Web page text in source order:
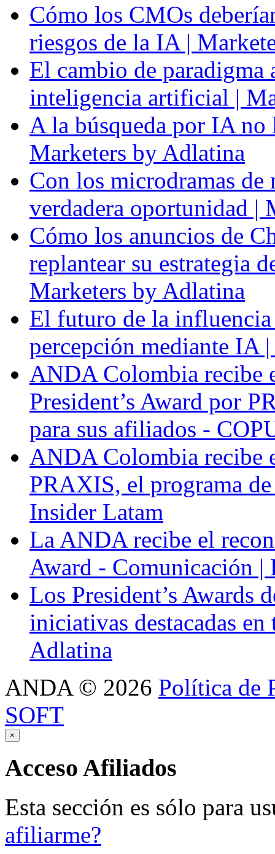
Cómo los CMOs
riesgos de la IA |
El cambio de paradigma
inteligencia artificial |
A la búsqueda por IA
Marketers by Adlatina
Con los microdramas de
verdadera oportunidad |
Cómo los anuncios de
replantear su estrategia
Marketers by Adlatina
El futuro de la influencia
percepción mediante IA
ANDA Colombia recibe
President’s Award por
para sus afiliados -
ANDA Colombia recibe
PRAXIS, el programa
Insider Latam
La ANDA recibe el
Award - Comunicación |
Los President’s Awards
iniciativas destacadas
Adlatina
ANDA © 2026 Política de
SOFT
×
Acceso Afiliados
Esta sección es sólo para
afiliarme?